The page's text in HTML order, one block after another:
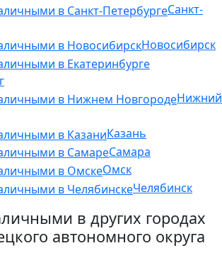
Санкт-
Новосибирск
Нижний
Казань
Самара
Омск
Челябинск
в других городах
автономного округа